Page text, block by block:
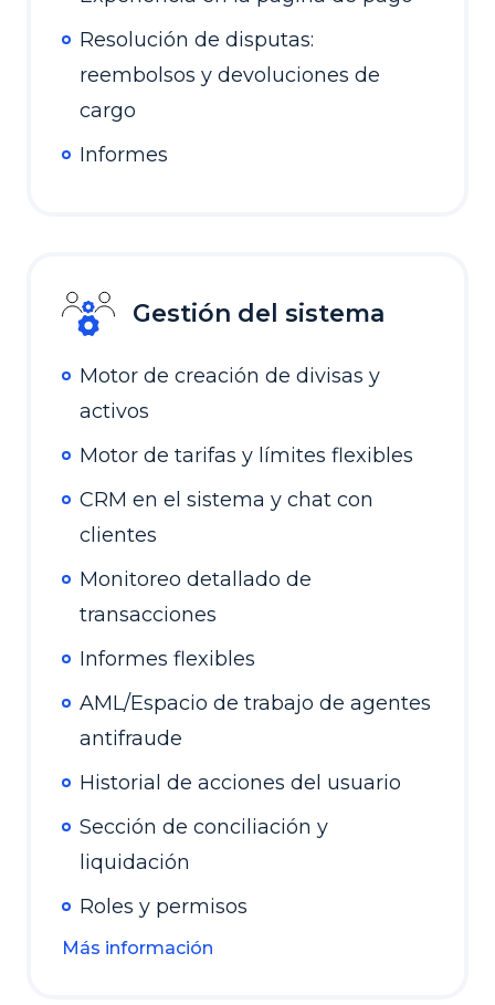
Resolución de disputas:
reembolsos y devoluciones de
cargo
Informes
Gestión del sistema
Motor de creación de divisas y
activos
Motor de tarifas y límites flexibles
CRM en el sistema y chat con
clientes
Monitoreo detallado de
transacciones
Informes flexibles
AML/Espacio de trabajo de agentes
antifraude
Historial de acciones del usuario
Sección de conciliación y
liquidación
Roles y permisos
Más información